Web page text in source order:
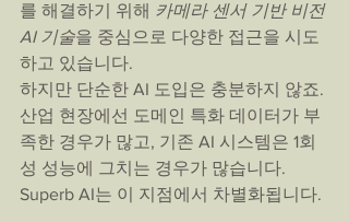
를 해결하기 위해 카메라 센서 기반 비전
AI 기술을 중심으로 다양한 접근을 시도
하고 있습니다.
하지만 단순한 AI 도입은 충분하지 않죠.
산업 현장에선 도메인 특화 데이터가 부
족한 경우가 많고, 기존 AI 시스템은 1회
성 성능에 그치는 경우가 많습니다.
Superb AI는 이 지점에서 차별화됩니다.